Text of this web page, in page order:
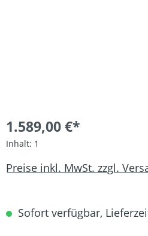
1.589,00 €*
Inhalt: 1
Preise inkl. MwSt. zzgl.
Sofort verfügbar,